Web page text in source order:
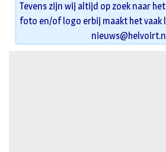
Tevens zijn wij altijd op zoek naar
foto en/of logo erbij maakt het vaak